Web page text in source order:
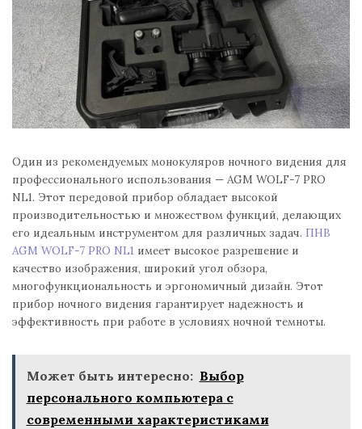
Один из рекомендуемых монокуляров ночного видения для
профессионального использования — AGM WOLF-7 PRO
NL1. Этот передовой прибор обладает высокой
производительностью и множеством функций, делающих
его идеальным инструментом для различных задач. ПНВ
AGM WOLF-7 PRO NL1 имеет высокое разрешение и
качество изображения, широкий угол обзора,
многофункциональность и эргономичный дизайн. Этот
прибор ночного видения гарантирует надежность и
эффективность при работе в условиях ночной темноты.
Может быть интересно: Выбор
персонального компьютера с
современными характеристиками